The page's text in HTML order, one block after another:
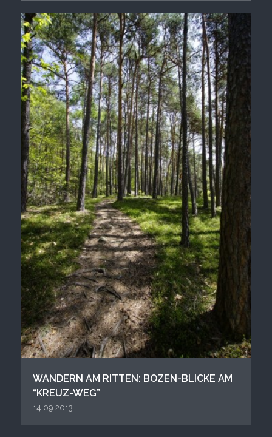
WANDERN AM RITTEN: BOZEN-BLICKE AM
“KREUZ-WEG”
14.09.2013